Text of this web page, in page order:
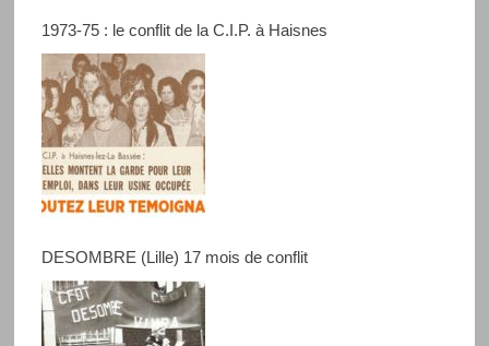
1973-75 : le conflit de la C.I.P. à Haisnes
DESOMBRE (Lille) 17 mois de conflit